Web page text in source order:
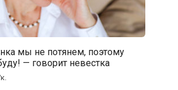
мы не потянем, поэтому
— говорит невестка